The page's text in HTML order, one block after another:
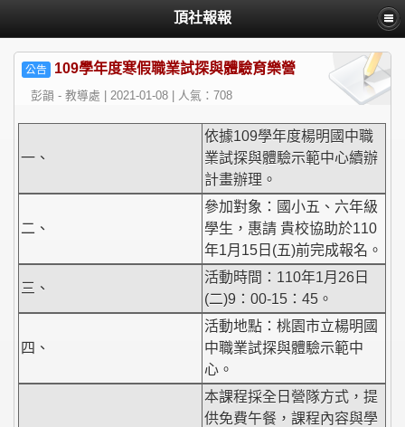
頂社報報
公告 109學年度寒假職業試探與體驗育樂營
彭韻 - 教導處 | 2021-01-08 | 人氣：708
一、
依據109學年度楊明國中職
業試探與體驗示範中心續辦
計畫辦理。
二、
參加對象：國小五、六年級
學生，惠請 貴校協助於110
年1月15日(五)前完成報名。
三、
活動時間：110年1月26日
(二)9：00-15：45。
四、
活動地點：桃園市立楊明國
中職業試探與體驗示範中
心。
本課程採全日營隊方式，提
供免費午餐，課程內容與學